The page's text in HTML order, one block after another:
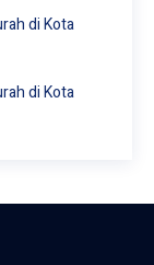
di Kota
di Kota